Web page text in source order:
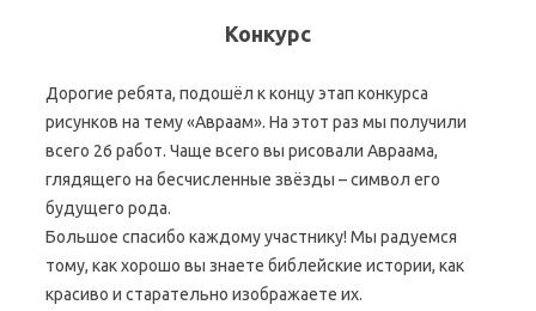
Конкурс
Дорогие ребята, подошёл к концу этап конкурса
рисунков на тему «Авраам». На этот раз мы получили
всего 26 работ. Чаще всего вы рисовали Авраама,
глядящего на бесчисленные звёзды – символ его
будущего рода.
Большое спасибо каждому участнику! Мы радуемся
тому, как хорошо вы знаете библейские истории, как
красиво и старательно изображаете их.